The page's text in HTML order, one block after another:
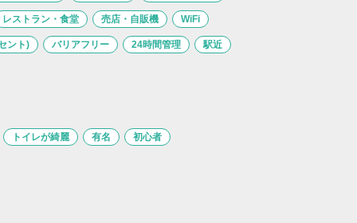
レストラン・食堂 売店・自販機 WiFi
ント) バリアフリー 24時間管理 駅近
トイレが綺麗 有名 初心者